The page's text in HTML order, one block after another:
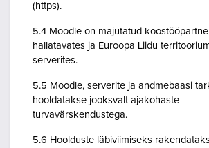
(https).
5.4 Moodle on majutatud
hallatavates ja Euroopa Liidu
serverites.
5.5 Moodle, serverite ja andmebaasi
hooldatakse jooksvalt ajakohaste
turvavärskendustega.
5.6 Hoolduste läbiviimiseks